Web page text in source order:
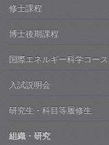
修士課程
博士後期課程
国際エネルギー科学コース
入試説明会
研究生・科目等履修生
組織・研究